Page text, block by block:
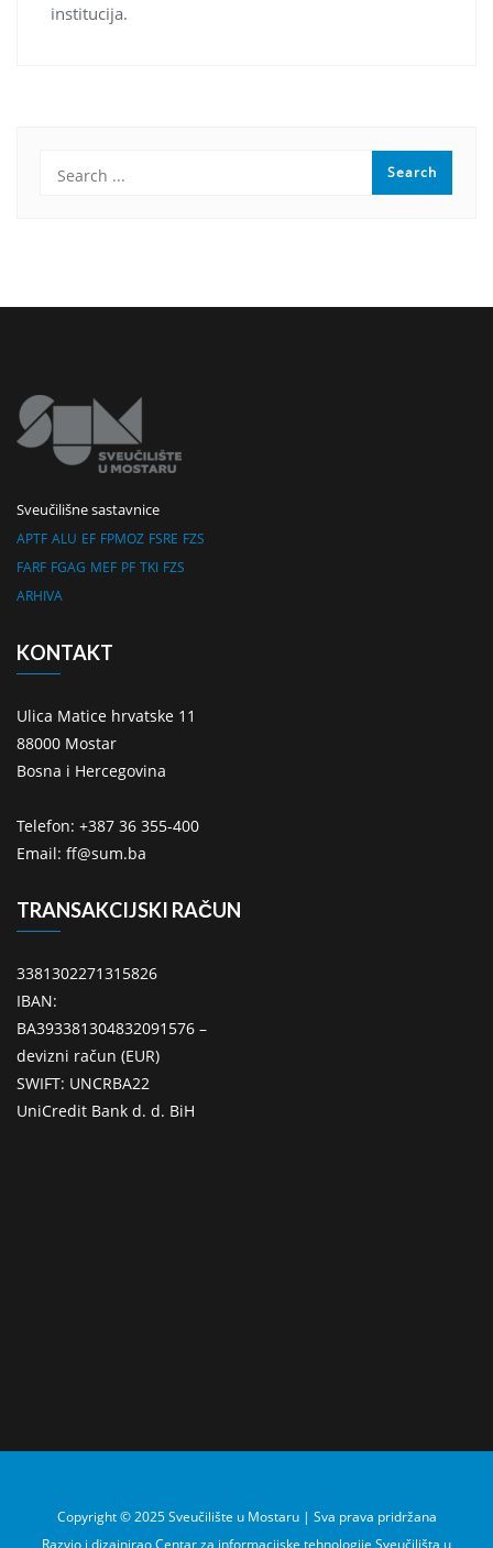
institucija.
Sveučilišne sastavnice
APTF ALU EF FPMOZ FSRE FZS
FARF FGAG MEF PF TKI FZS
ARHIVA
KONTAKT
Ulica Matice hrvatske 11
88000 Mostar
Bosna i Hercegovina
Telefon: +387 36 355-400
Email: ff@sum.ba
TRANSAKCIJSKI RAČUN
3381302271315826
IBAN:
BA393381304832091576 –
devizni račun (EUR)
SWIFT: UNCRBA22
UniCredit Bank d. d. BiH
Copyright © 2025 Sveučilište u Mostaru | Sva prava pridržana